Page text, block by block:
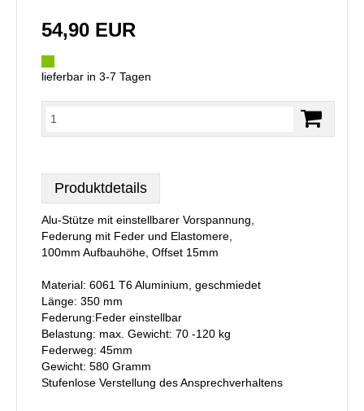
54,90 EUR
lieferbar in 3-7 Tagen
Produktdetails
Alu-Stütze mit einstellbarer Vorspannung,
Federung mit Feder und Elastomere,
100mm Aufbauhöhe, Offset 15mm
Material: 6061 T6 Aluminium, geschmiedet
Länge: 350 mm
Federung:Feder einstellbar
Belastung: max. Gewicht: 70 -120 kg
Federweg: 45mm
Gewicht: 580 Gramm
Stufenlose Verstellung des Ansprechverhaltens